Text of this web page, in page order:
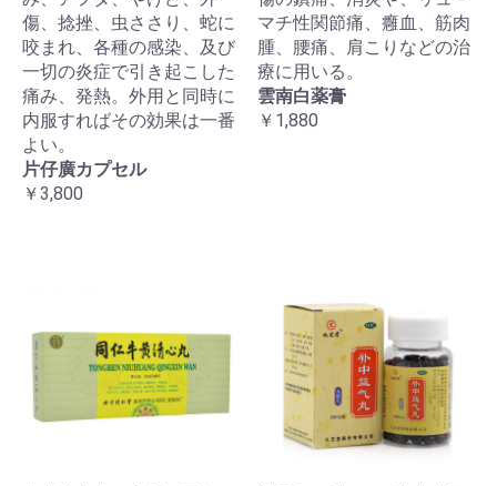
傷、捻挫、虫ささり、蛇に
咬まれ、各種の感染、及び
一切の炎症で引き起こした
痛み、発熱。外用と同時に
内服すればその効果は一番
よい。
片仔廣カプセル
￥3,800
マチ性関節痛、癰血、筋肉
腫、腰痛、肩こりなどの治
療に用いる。
雲南白薬膏
￥1,880